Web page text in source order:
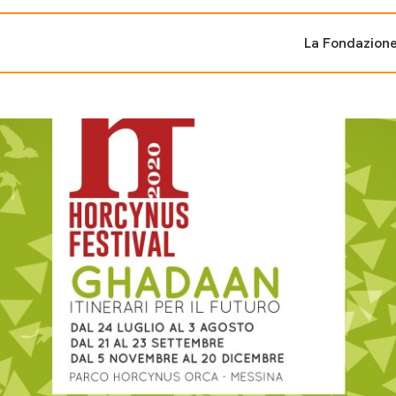
La Fondazione
sostenuti
cambiamento
un progetto
dal Sud
Bandi e
Fondazioni di
Area Stampa
Sala Stampa
Eventi Press tour